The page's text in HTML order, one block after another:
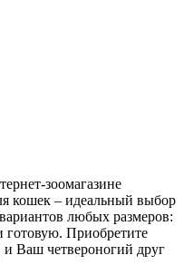
зоомагазине
кошек – идеальный выбор
любых размеров:
готовую. Приобретите
и Ваш четвероногий друг